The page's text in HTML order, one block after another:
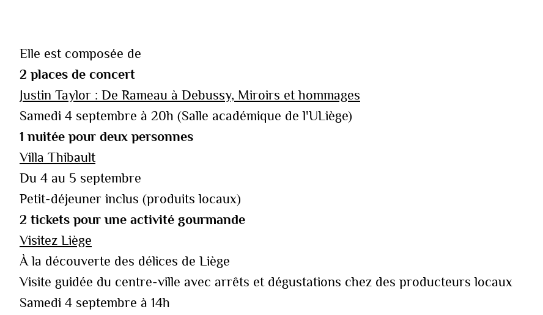
Elle est composée de
‍2 places de concert
Justin Taylor : De Rameau à Debussy, Miroirs et hommages
Samedi 4 septembre à 20h (Salle académique de l'ULiège)
1 nuitée pour deux personnes
Villa Thibault
Du 4 au 5 septembre
Petit-déjeuner inclus (produits locaux)
2 tickets pour une activité gourmande
Visitez Liège
À la découverte des délices de Liège
Visite guidée du centre-ville avec arrêts et dégustations chez des producteurs locaux
Samedi 4 septembre à 14h